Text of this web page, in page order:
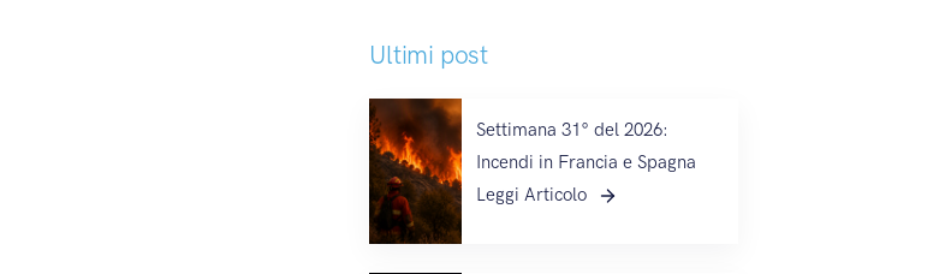
Ultimi post
Settimana 31° del 2026:
Incendi in Francia e Spagna
Leggi Articolo